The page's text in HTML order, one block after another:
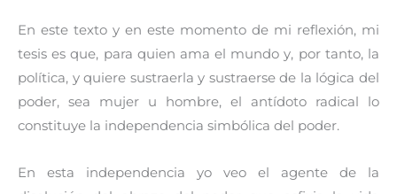
En este texto y en este momento de mi reflexión, mi
tesis es que, para quien ama el mundo y, por tanto, la
política, y quiere sustraerla y sustraerse de la lógica del
poder, sea mujer u hombre, el antídoto radical lo
constituye la independencia simbólica del poder.
En esta independencia yo veo el agente de la